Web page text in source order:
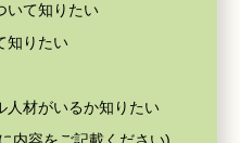
いて知りたい
知りたい
人材がいるか知りたい